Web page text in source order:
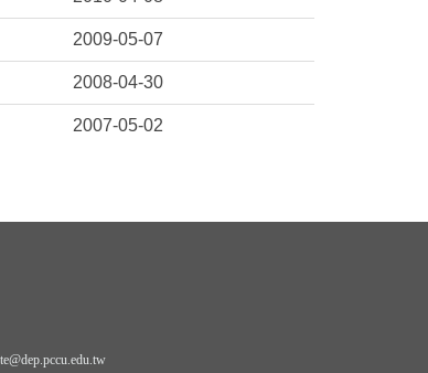
2009-05-07
2008-04-30
2007-05-02